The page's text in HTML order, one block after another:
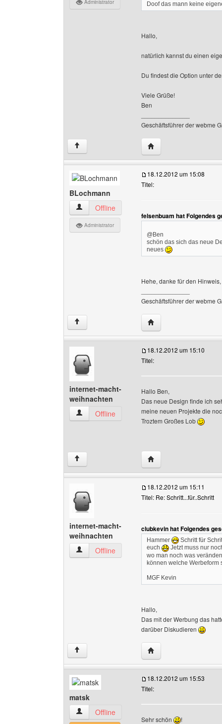
Administrator Doof das mann keine
Hallo,
natürlich kannst du einen
Du findest die Option unter
Viele Grüße!
Ben
Geschäftsführer der webme
↑ Website dieses
BLochmann
BLochmann Benutzer-Profile anzeigen
Offline
Administrator
18.12.2012 um 15:08
Titel:
felsenbuam hat Folgendes
@Ben
schön das sich das neue
neues
Hehe, danke für den
Geschäftsführer der webme
↑ Website dieses
internet-macht-
weihnachten
internet-macht-weihnachten Benutzer-Profile
Offline
18.12.2012 um 15:10
Titel:
Hallo Ben,
Das neue Design finde ich
meine neuen Projekte die
Troztem Großes Lob
↑ Website dieses
internet-macht-
weihnachten
internet-macht-weihnachten Benutzer-Profile
Offline
18.12.2012 um 15:11
Titel: Re: Schritt...für..Schritt
clubkevin hat Folgendes
Hammer
Schritt für
euch
Jetzt muss nur
wo man noch was
können welche
MGF Kevin
Hallo,
Das mit der Werbung das
darüber Diskudieren
↑ Website dieses
matsk
matsk Benutzer-Profile anzeigen
Offline
18.12.2012 um 15:53
Titel:
Sehr schön
!